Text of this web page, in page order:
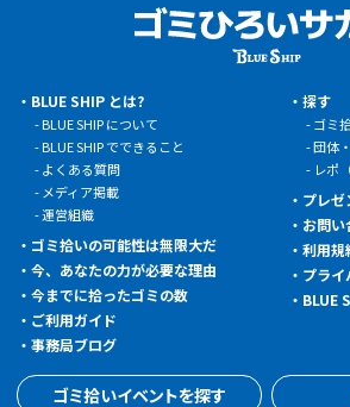
BLUE SHIP とは?
BLUE SHIP について
BLUE SHIP でできること
よくある質問
メディア掲載
運営組織
ゴミ拾いの可能性は無限大だ
今、あなたの力が必要な理由
今までに拾ったゴミの数
ご利用ガイド
事務局ブログ
探す
ゴミ
団体
レポ
プレゼ
お問い
利用規
プライ
BLUE
ゴミ拾いイベントを探す